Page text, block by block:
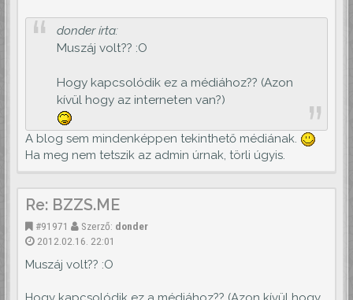
donder írta:
Muszáj volt?? :O
Hogy kapcsolódik ez a médiához?? (Azon
kívül hogy az interneten van?)
A blog sem mindenképpen tekinthető médiának.
Ha meg nem tetszik az admin úrnak, törli úgyis.
Re: BZZS.ME
#91971 Szerző: donder
2012.02.16. 22:01
Muszáj volt?? :O